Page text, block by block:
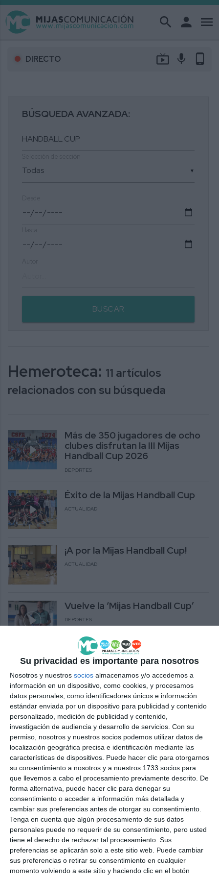
Su privacidad es importante para nosotros
Nosotros y nuestros socios almacenamos y/o accedemos a
información en un dispositivo, como cookies, y procesamos
datos personales, como identificadores únicos e información
estándar enviada por un dispositivo para publicidad y contenido
personalizado, medición de publicidad y contenido,
investigación de audiencia y desarrollo de servicios. Con su
permiso, nosotros y nuestros socios podemos utilizar datos de
localización geográfica precisa e identificación mediante las
características de dispositivos. Puede hacer clic para otorgarnos
su consentimiento a nosotros y a nuestros 1733 socios para
que llevemos a cabo el procesamiento previamente descrito. De
forma alternativa, puede hacer clic para denegar su
consentimiento o acceder a información más detallada y
cambiar sus preferencias antes de otorgar su consentimiento.
Tenga en cuenta que algún procesamiento de sus datos
personales puede no requerir de su consentimiento, pero usted
tiene el derecho de rechazar tal procesamiento. Sus
preferencias se aplicarán solo a este sitio web. Puede cambiar
sus preferencias o retirar su consentimiento en cualquier
momento volviendo a este sitio y haciendo clic en el botón
search person menu
DIRECTO live_tv mic phone_android
BÚSQUEDA AVANZADA:
▼
BUSCAR
Hemeroteca: 11 artículos
relacionados con su búsqueda
Más de 350 jugadores de ocho
clubes disfrutan la III Mijas
Handball Cup 2026
DEPORTES
Éxito de la Mijas Handball Cup
ACTUALIDAD
¡A por la Mijas Handball Cup!
ACTUALIDAD
Vuelve la ‘Mijas Handball Cup’
DEPORTES
La Mijas Handball Cup 2024
recupera la pasión por el
balonmano
DEPORTES
The sports centre of Las
Cañadas and La Cala's beach will
host the Mijas Handball Cup
2024
ACTUALIDAD
El polideportivo de Las Cañadas
y la playa de La Cala acogen la
Mijas Handball Cup 2024
DEPORTES
Desde hoy, 62 equipos disputan la II Mijas
Handball Cup
ACTUALIDAD